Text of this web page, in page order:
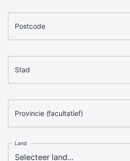
Postcode
Stad
Provincie (facultatief)
Land